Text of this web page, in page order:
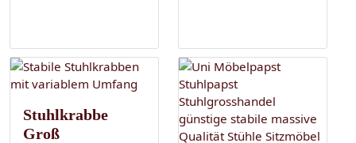
Stuhlkrabbe
Groß